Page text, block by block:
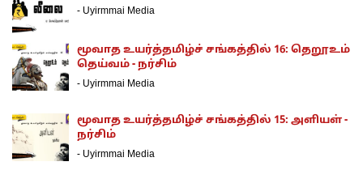
- Uyirmmai Media
மூவாத உயர்த்தமிழ்ச் சங்கத்தில் 16: தெறூஉம்
தெய்வம் - நர்சிம்
- Uyirmmai Media
மூவாத உயர்த்தமிழ்ச் சங்கத்தில் 15: அளியள் -
நர்சிம்
- Uyirmmai Media